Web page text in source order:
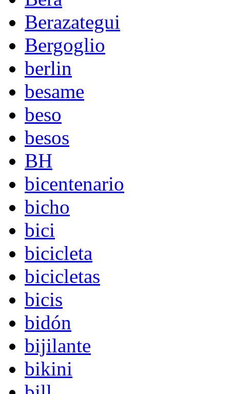
Berazategui
Bergoglio
berlin
besame
beso
besos
BH
bicentenario
bicho
bici
bicicleta
bicicletas
bicis
bidón
bijilante
bikini